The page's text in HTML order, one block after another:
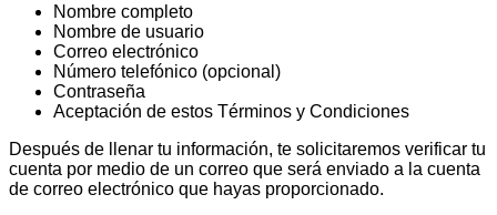
Nombre completo
Nombre de usuario
Correo electrónico
Número telefónico (opcional)
Contraseña
Aceptación de estos Términos y Condiciones
Después de llenar tu información, te solicitaremos verificar tu
cuenta por medio de un correo que será enviado a la cuenta
de correo electrónico que hayas proporcionado.